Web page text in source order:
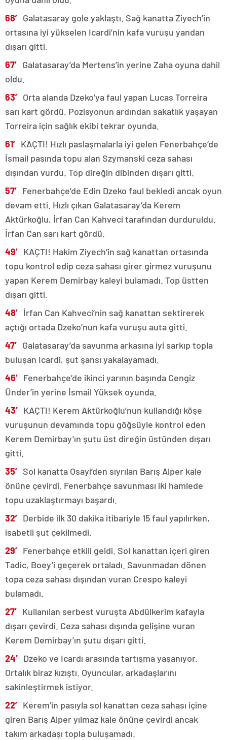
68′ Galatasaray gole yaklaştı. Sağ kanatta Ziyech’in
ortasına iyi yükselen Icardi’nin kafa vuruşu yandan
dışarı gitti.
67′ Galatasaray’da Mertens’in yerine Zaha oyuna dahil
oldu.
63′ Orta alanda Dzeko’ya faul yapan Lucas Torreira
sarı kart gördü. Pozisyonun ardından sakatlık yaşayan
Torreira için sağlık ekibi tekrar oyunda.
61′ KAÇTI! Hızlı paslaşmalarla iyi gelen Fenerbahçe’de
İsmail pasında topu alan Szymanski ceza sahası
dışından vurdu. Top direğin dibinden dışarı gitti.
57′ Fenerbahçe’de Edin Dzeko faul bekledi ancak oyun
devam etti. Hızlı çıkan Galatasaray’da Kerem
Aktürkoğlu, İrfan Can Kahveci tarafından durduruldu.
İrfan Can sarı kart gördü.
49′ KAÇTI! Hakim Ziyech’in sağ kanattan ortasında
topu kontrol edip ceza sahası girer girmez vuruşunu
yapan Kerem Demirbay kaleyi bulamadı. Top üstten
dışarı gitti.
48′ İrfan Can Kahveci’nin sağ kanattan sektirerek
açtığı ortada Dzeko’nun kafa vuruşu auta gitti.
47′ Galatasaray’da savunma arkasına iyi sarkıp topla
buluşan Icardi, şut şansı yakalayamadı.
46′ Fenerbahçe’de ikinci yarının başında Cengiz
Ünder’in yerine İsmail Yüksek oyunda.
43′ KAÇTI! Kerem Aktürkoğlu’nun kullandığı köşe
vuruşunun devamında topu göğsüyle kontrol eden
Kerem Demirbay’ın şutu üst direğin üstünden dışarı
gitti.
35′ Sol kanatta Osayi’den sıyrılan Barış Alper kale
önüne çevirdi. Fenerbahçe savunması iki hamlede
topu uzaklaştırmayı başardı.
32′ Derbide ilk 30 dakika itibariyle 15 faul yapılırken,
isabetli şut çekilmedi.
29′ Fenerbahçe etkili geldi. Sol kanattan içeri giren
Tadic, Boey’i geçerek ortaladı. Savunmadan dönen
topa ceza sahası dışından vuran Crespo kaleyi
bulamadı.
27′ Kullanılan serbest vuruşta Abdülkerim kafayla
dışarı çevirdi. Ceza sahası dışında gelişine vuran
Kerem Demirbay’ın şutu dışarı gitti.
24′ Dzeko ve Icardı arasında tartışma yaşanıyor.
Ortalık biraz kızıştı. Oyuncular, arkadaşlarını
sakinleştirmek istiyor.
22′ Kerem’in pasıyla sol kanattan ceza sahası içine
giren Barış Alper yılmaz kale önüne çevirdi ancak
takım arkadaşı topla buluşamadı.